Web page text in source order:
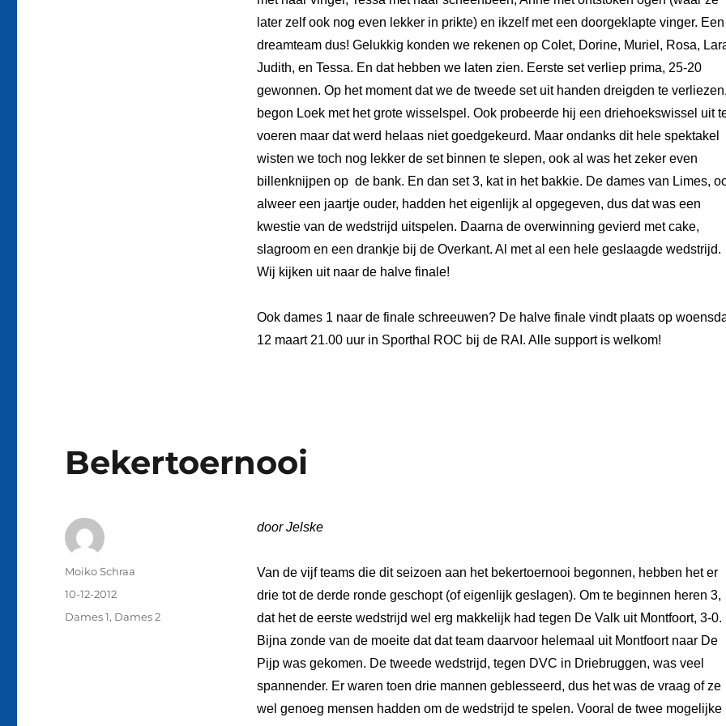
later zelf ook nog even lekker in prikte) en ikzelf met een doorgeklapte vinger. Een
dreamteam dus! Gelukkig konden we rekenen op Colet, Dorine, Muriel, Rosa,
Judith, en Tessa. En dat hebben we laten zien. Eerste set verliep prima, 25-20
gewonnen. Op het moment dat we de tweede set uit handen dreigden te verliezen,
begon Loek met het grote wisselspel. Ook probeerde hij een driehoekswissel uit
voeren maar dat werd helaas niet goedgekeurd. Maar ondanks dit hele spektakel
wisten we toch nog lekker de set binnen te slepen, ook al was het zeker even
billenknijpen op de bank. En dan set 3, kat in het bakkie. De dames van Limes,
alweer een jaartje ouder, hadden het eigenlijk al opgegeven, dus dat was een
kwestie van de wedstrijd uitspelen. Daarna de overwinning gevierd met cake,
slagroom en een drankje bij de Overkant. Al met al een hele geslaagde wedstrijd.
Wij kijken uit naar de halve finale!
Ook dames 1 naar de finale schreeuwen? De halve finale vindt plaats op
12 maart 21.00 uur in Sporthal ROC bij de RAI. Alle support is welkom!
Bekertoernooi
door Jelske
Van de vijf teams die dit seizoen aan het bekertoernooi begonnen, hebben het er
drie tot de derde ronde geschopt (of eigenlijk geslagen). Om te beginnen heren 3,
dat het de eerste wedstrijd wel erg makkelijk had tegen De Valk uit Montfoort, 3-0.
Bijna zonde van de moeite dat dat team daarvoor helemaal uit Montfoort naar De
Pijp was gekomen. De tweede wedstrijd, tegen DVC in Driebruggen, was veel
spannender. Er waren toen drie mannen geblesseerd, dus het was de vraag of ze
wel genoeg mensen hadden om de wedstrijd te spelen. Vooral de twee mogelijke
Auteur
Moiko Schraa
Geplaatst
10-12-2012
Categorieën
Dames 1, Dames 2